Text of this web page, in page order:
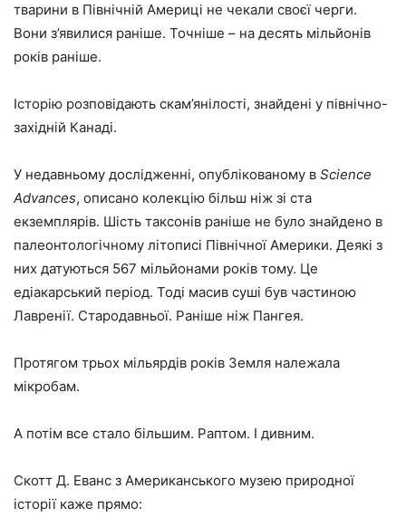
тварини в Північній Америці не чекали своєї черги.
Вони з’явилися раніше. Точніше – на десять мільйонів
років раніше.
Історію розповідають скам’янілості, знайдені у північно-
західній Канаді.
У недавньому дослідженні, опублікованому в Science
Advances, описано колекцію більш ніж зі ста
екземплярів. Шість таксонів раніше не було знайдено в
палеонтологічному літописі Північної Америки. Деякі з
них датуються 567 мільйонами років тому. Це
едіакарський період. Тоді масив суші був частиною
Лавренії. Стародавньої. Раніше ніж Пангея.
Протягом трьох мільярдів років Земля належала
мікробам.
А потім все стало більшим. Раптом. І дивним.
Скотт Д. Еванс з Американського музею природної
історії каже прямо: